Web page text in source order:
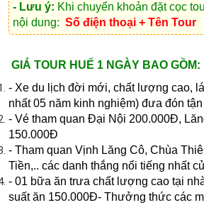
- Lưu ý: Khi chuyển khoản đặt cọc
nội dung: Số điện thoại + Tên Tour
GIÁ TOUR HUẾ 1 NGÀY BAO GỒM:
- Xe du lịch đời mới, chất lượng cao,
nhất 05 năm kinh nghiệm) đưa đón
- Vé tham quan Đại Nội 200.000Đ,
150.000Đ
- Tham quan Vịnh Lăng Cô, Chùa
Tiền,.. các danh thắng nổi tiếng nhất
- 01 bữa ăn trưa chất lượng cao tại
suất ăn 150.000Đ- Thưởng thức các